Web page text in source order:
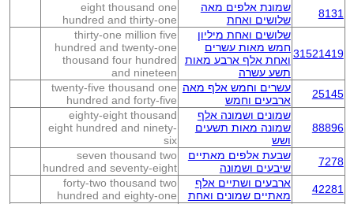
8131
שמונת אלפים מאה
שלושים ואחת
eight thousand one
hundred and thirty-one
31521419
שלושים ואחת מיליון
חמש מאות עשרים
ואחת אלף ארבע מאות
תשע עשרה
thirty-one million five
hundred and twenty-one
thousand four hundred
and nineteen
25145
עשרים וחמש אלף מאה
ארבעים וחמש
twenty-five thousand one
hundred and forty-five
88896
שמונים ושמונה אלף
שמונה מאות תשעים
ושש
eighty-eight thousand
eight hundred and ninety-
six
7278
שבעת אלפים מאתיים
שיבעים ושמונה
seven thousand two
hundred and seventy-eight
42281
ארבעים ושתיים אלף
מאתיים שמונים ואחת
forty-two thousand two
hundred and eighty-one